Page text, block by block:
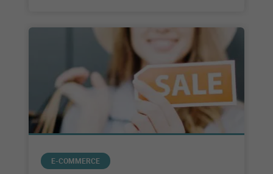
E-COMMERCE